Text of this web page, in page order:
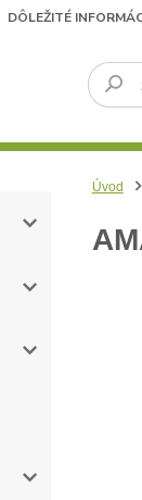
DÔLEŽITÉ
Úvod